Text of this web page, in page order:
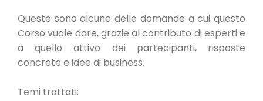
Queste sono alcune delle domande a cui questo
Corso vuole dare, grazie al contributo di esperti e
a quello attivo dei partecipanti, risposte
concrete e idee di business.
Temi trattati: